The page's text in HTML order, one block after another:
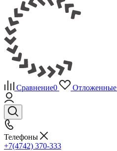
Сравнение0 Отложенные
Телефоны
+7(4742) 370-333